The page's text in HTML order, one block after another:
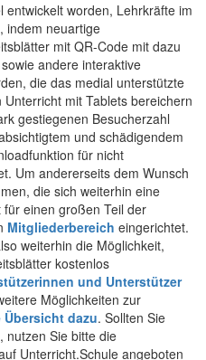
entwickelt worden, Lehrkräfte im
indem neuartige
mit QR-Code mit dazu
andere interaktive
die das medial unterstützte
mit Tablets bereichern
gestiegenen Besucherzahl
und schädigendem
für nicht
Um andererseits dem Wunsch
die sich weiterhin eine
einen großen Teil der
Mitgliederbereich eingerichtet.
weiterhin die Möglichkeit,
kostenlos
und Unterstützer
Möglichkeiten zur
Übersicht dazu. Sollten Sie
nutzen Sie bitte die
Unterricht.Schule angeboten